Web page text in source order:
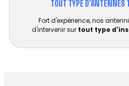
TOUT TYPE D'ANTENNES
Fort d'expérience, nos
d'intervenir sur tout type